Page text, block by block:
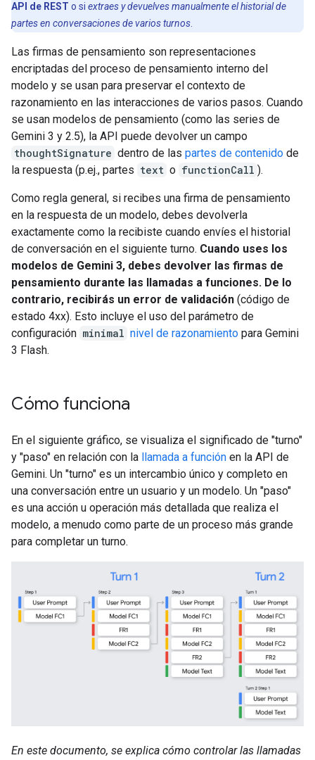
API de REST o si extraes y devuelves manualmente el historial de
partes en conversaciones de varios turnos
Las firmas de pensamiento son representaciones
encriptadas del proceso de pensamiento interno del
modelo y se usan para preservar el contexto de
razonamiento en las interacciones de varios pasos. Cuando
se usan modelos de pensamiento (como las series de
Gemini 3 y 2.5), la API puede devolver un campo
thoughtSignature dentro de las partes de contenido de
la respuesta (p.ej., partes text o functionCall ).
Como regla general, si recibes una firma de pensamiento
en la respuesta de un modelo, debes devolverla
exactamente como la recibiste cuando envíes el historial
de conversación en el siguiente turno. Cuando uses los
modelos de Gemini 3, debes devolver las firmas de
pensamiento durante las llamadas a funciones. De lo
contrario, recibirás un error de validación (código de
estado 4xx). Esto incluye el uso del parámetro de
configuración minimal nivel de razonamiento para Gemini
3 Flash.
Cómo funciona
En el siguiente gráfico, se visualiza el significado de "turno"
y "paso" en relación con la llamada a función en la API de
Gemini. Un "turno" es un intercambio único y completo en
una conversación entre un usuario y un modelo. Un "paso"
es una acción u operación más detallada que realiza el
modelo, a menudo como parte de un proceso más grande
para completar un turno.
En este documento, se explica cómo controlar las llamadas